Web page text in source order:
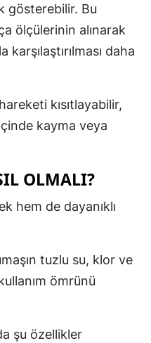
gösterebilir. Bu
ölçülerinin alınarak
daha
kısıtlayabilir,
kayma veya
OLMALI?
hem de dayanıklı
tuzlu su, klor ve
ömrünü
şu özellikler